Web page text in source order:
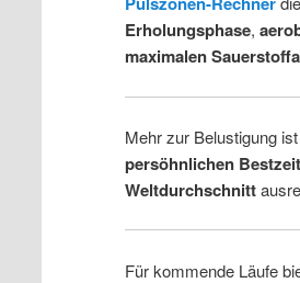
Erholungsphase,
maximalen
Mehr zur Belustigung
persöhnlichen Bestzeit
Weltdurchschnitt
Für kommende Läufe